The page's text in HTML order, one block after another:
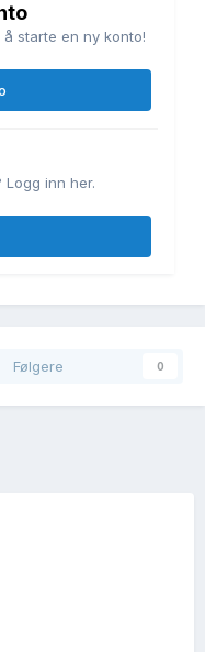
starte en ny konto!
inn her.
Følgere 0